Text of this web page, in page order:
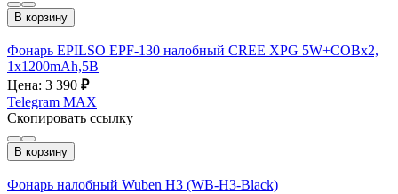
В корзину
Фонарь EPILSO EPF-130 налобный CREE XPG 5W+COBx2,
1x1200mAh,5B
Цена: 3 390 ₽
Telegram MAX
Скопировать ссылку
В корзину
Фонарь налобный Wuben H3 (WB-H3-Black)